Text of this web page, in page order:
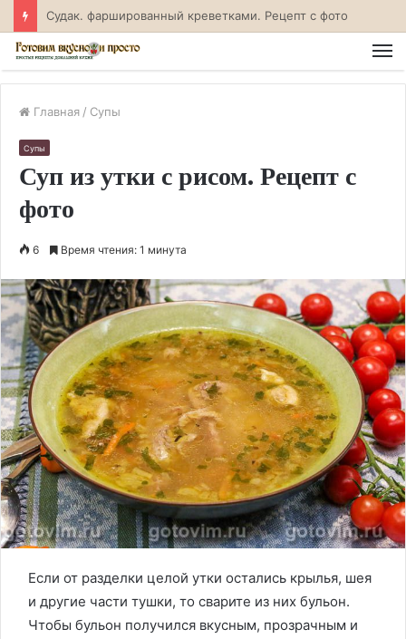
Главная / Супы
Супы
Суп из утки с рисом. Рецепт с
фото
6 Время чтения: 1 минута
Если от разделки целой утки остались крылья, шея
и другие части тушки, то сварите из них бульон.
Чтобы бульон получился вкусным, прозрачным и